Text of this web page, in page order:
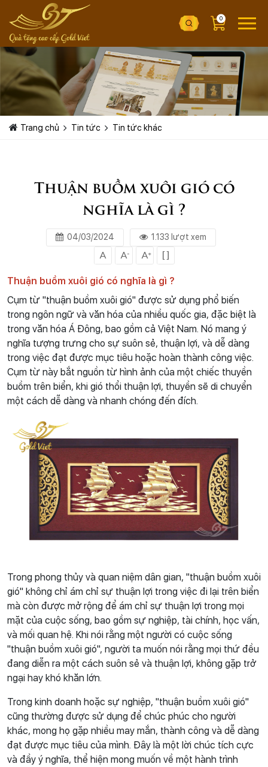
0
Trang chủ Tin tức Tin tức khác
Thuận buồm xuôi gió có
nghĩa là gì ?
04/03/2024 1.133 lượt xem
Thuận buồm xuôi gió có nghĩa là gì ?
Cụm từ "thuận buồm xuôi gió" được sử dụng phổ biến
trong ngôn ngữ và văn hóa của nhiều quốc gia, đặc biệt là
trong văn hóa Á Đông, bao gồm cả Việt Nam. Nó mang ý
nghĩa tượng trưng cho sự suôn sẻ, thuận lợi, và dễ dàng
trong việc đạt được mục tiêu hoặc hoàn thành công việc.
Cụm từ này bắt nguồn từ hình ảnh của một chiếc thuyền
buồm trên biển, khi gió thổi thuận lợi, thuyền sẽ di chuyển
một cách dễ dàng và nhanh chóng đến đích.
Trong phong thủy và quan niệm dân gian, "thuận buồm xuôi
gió" không chỉ ám chỉ sự thuận lợi trong việc đi lại trên biển
mà còn được mở rộng để ám chỉ sự thuận lợi trong mọi
mặt của cuộc sống, bao gồm sự nghiệp, tài chính, học vấn,
và mối quan hệ. Khi nói rằng một người có cuộc sống
"thuận buồm xuôi gió", người ta muốn nói rằng mọi thứ đều
đang diễn ra một cách suôn sẻ và thuận lợi, không gặp trở
ngại hay khó khăn lớn.
Trong kinh doanh hoặc sự nghiệp, "thuận buồm xuôi gió"
cũng thường được sử dụng để chúc phúc cho người
khác, mong họ gặp nhiều may mắn, thành công và dễ dàng
đạt được mục tiêu của mình. Đây là một lời chúc tích cực
và đầy ý nghĩa, thể hiện mong muốn về một hành trình